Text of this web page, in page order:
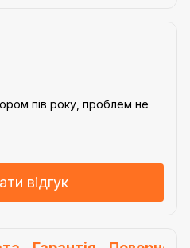
пів року, проблем не
відгук